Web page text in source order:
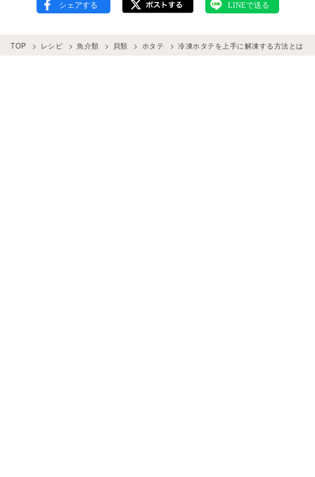
TOP レシピ 魚介類 貝類 ホタテ 冷凍ホタテを上手に解凍する方法とは？